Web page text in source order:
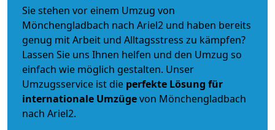
Sie stehen vor einem Umzug von
Mönchengladbach nach Ariel2 und haben bereits
genug mit Arbeit und Alltagsstress zu kämpfen?
Lassen Sie uns Ihnen helfen und den Umzug so
einfach wie möglich gestalten. Unser
Umzugsservice ist die perfekte Lösung für
internationale Umzügevon Mönchengladbach
nach Ariel2.